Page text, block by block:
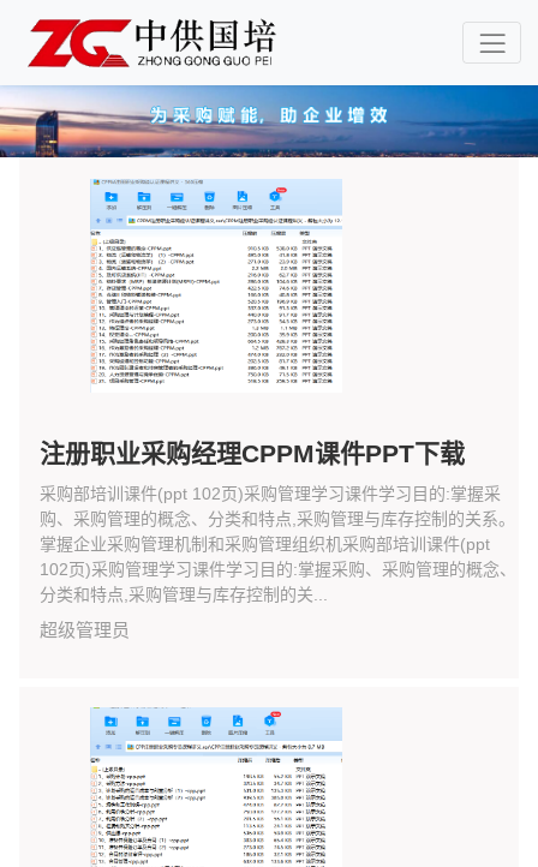
注册职业采购经理CPPM课件PPT下载
采购部培训课件(ppt 102页)采购管理学习课件学习目的:掌握采
购、采购管理的概念、分类和特点,采购管理与库存控制的关系。
掌握企业采购管理机制和采购管理组织机采购部培训课件(ppt
102页)采购管理学习课件学习目的:掌握采购、采购管理的概念、
分类和特点,采购管理与库存控制的关...
超级管理员